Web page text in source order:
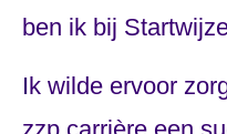
ben ik bij
Ik wilde ervoor